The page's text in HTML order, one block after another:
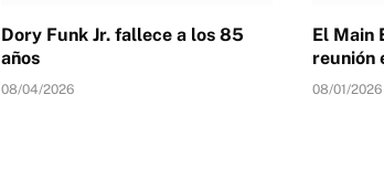
Dory Funk Jr. fallece a los 85
años
08/04/2026
El Main
reunión
08/01/2026